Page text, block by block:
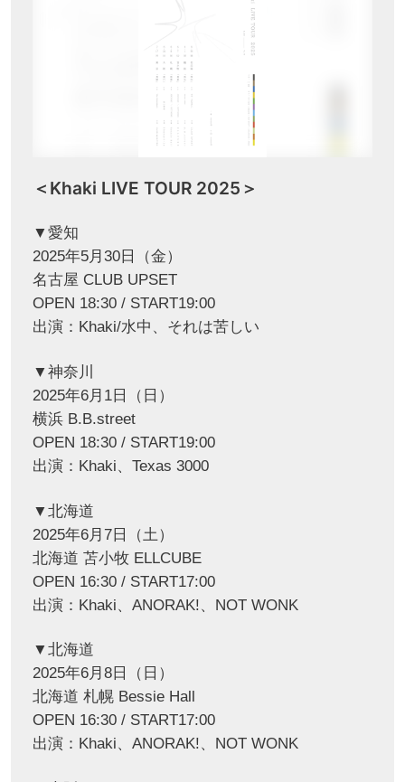
＜Khaki LIVE TOUR 2025＞
▼愛知
2025年5月30日（金）
名古屋 CLUB UPSET
OPEN 18:30 / START19:00
出演：Khaki/水中、それは苦しい
▼神奈川
2025年6月1日（日）
横浜 B.B.street
OPEN 18:30 / START19:00
出演：Khaki、Texas 3000
▼北海道
2025年6月7日（土）
北海道 苫小牧 ELLCUBE
OPEN 16:30 / START17:00
出演：Khaki、ANORAK!、NOT WONK
▼北海道
2025年6月8日（日）
北海道 札幌 Bessie Hall
OPEN 16:30 / START17:00
出演：Khaki、ANORAK!、NOT WONK